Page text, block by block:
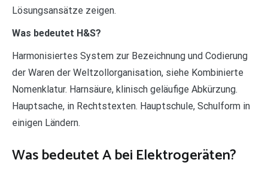
Lösungsansätze zeigen.
Was bedeutet H&S?
Harmonisiertes System zur Bezeichnung und Codierung
der Waren der Weltzollorganisation, siehe Kombinierte
Nomenklatur. Harnsäure, klinisch geläufige Abkürzung.
Hauptsache, in Rechtstexten. Hauptschule, Schulform in
einigen Ländern.
Was bedeutet A bei Elektrogeräten?